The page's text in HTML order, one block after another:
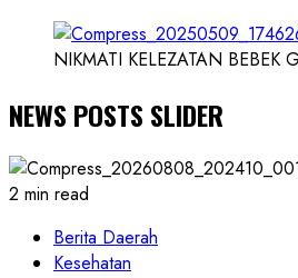
NIKMATI KELEZATAN BEBEK
NEWS POSTS SLIDER
2 min read
Berita Daerah
Kesehatan